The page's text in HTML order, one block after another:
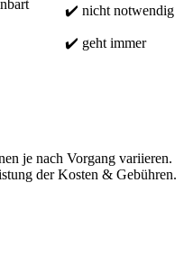
✔️ nicht notwendig
✔️ geht immer
je nach Vorgang variieren.
der Kosten & Gebühren.